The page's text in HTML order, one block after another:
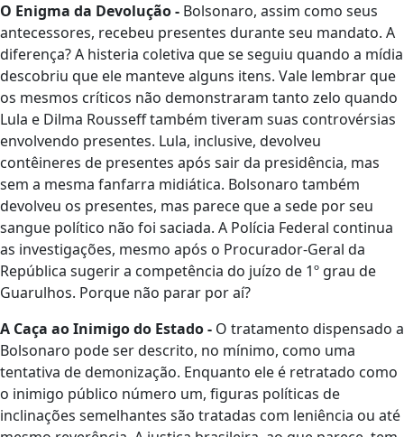
O Enigma da Devolução - Bolsonaro, assim como seus
antecessores, recebeu presentes durante seu mandato. A
diferença? A histeria coletiva que se seguiu quando a mídia
descobriu que ele manteve alguns itens. Vale lembrar que
os mesmos críticos não demonstraram tanto zelo quando
Lula e Dilma Rousseff também tiveram suas controvérsias
envolvendo presentes. Lula, inclusive, devolveu
contêineres de presentes após sair da presidência, mas
sem a mesma fanfarra midiática. Bolsonaro também
devolveu os presentes, mas parece que a sede por seu
sangue político não foi saciada. A Polícia Federal continua
as investigações, mesmo após o Procurador-Geral da
República sugerir a competência do juízo de 1º grau de
Guarulhos. Porque não parar por aí?
A Caça ao Inimigo do Estado - O tratamento dispensado a
Bolsonaro pode ser descrito, no mínimo, como uma
tentativa de demonização. Enquanto ele é retratado como
o inimigo público número um, figuras políticas de
inclinações semelhantes são tratadas com leniência ou até